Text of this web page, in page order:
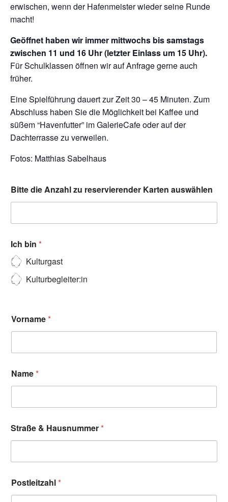
erwischen, wenn der Hafenmeister wieder seine Runde
macht!
Geöffnet haben wir immer mittwochs bis samstags
zwischen 11 und 16 Uhr (letzter Einlass um 15 Uhr).
Für Schulklassen öffnen wir auf Anfrage gerne auch
früher.
Eine Spielführung dauert zur Zeit 30 – 45 Minuten. Zum
Abschluss haben Sie die Möglichkeit bei Kaffee und
süßem “Havenfutter” im GalerieCafe oder auf der
Dachterrasse zu verweilen.
Fotos: Matthias Sabelhaus
Bitte die Anzahl zu reservierender Karten auswählen
Ich bin *
Kulturgast
Kulturbegleiter:in
Vorname*
Name*
Straße & Hausnummer*
Postleitzahl*